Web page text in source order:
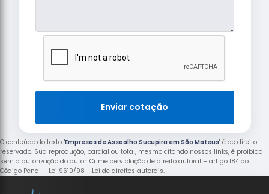
Enviar cotação
O conteúdo do texto "Empresas de Assoalho Sucupira em São Mateus" é de direito
reservado. Sua reprodução, parcial ou total, mesmo citando nossos links, é proibida
sem a autorização do autor. Crime de violação de direito autoral – artigo 184 do
Código Penal – Lei 9610/98 - Lei de direitos autorais.